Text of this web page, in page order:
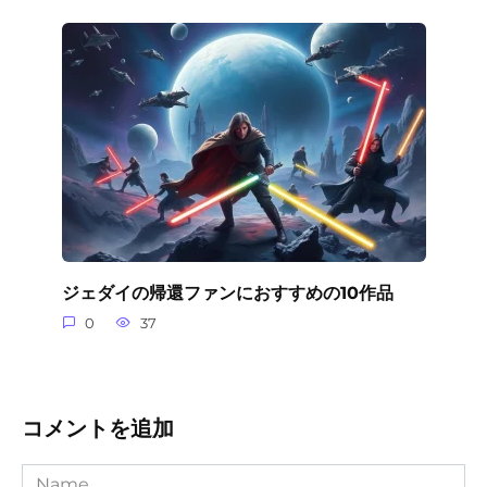
ジェダイの帰還ファンにおすすめの10作品
0 37
コメントを追加
Name